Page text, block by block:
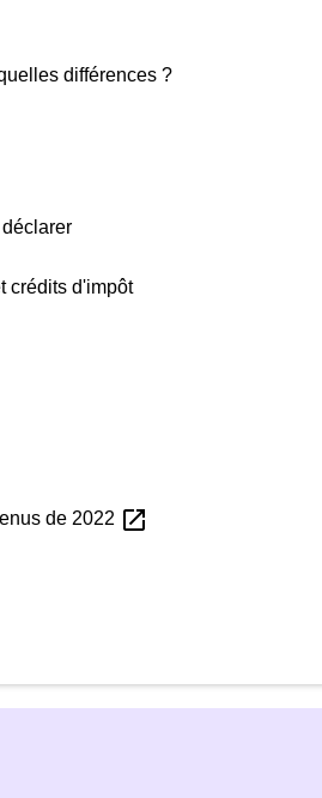
différences ?
crédits d'impôt
de 2022 open_in_new